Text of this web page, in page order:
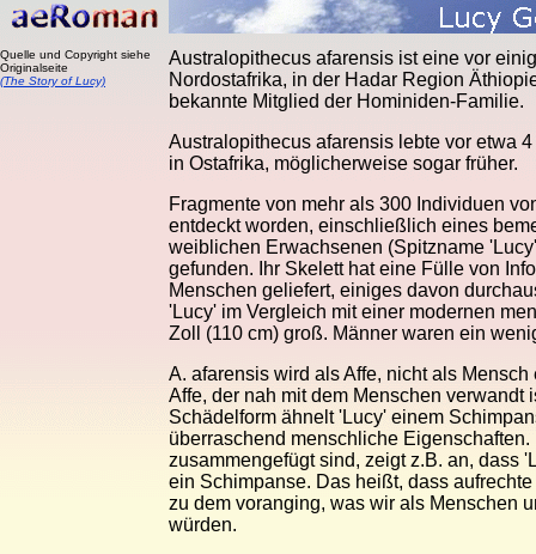
Quelle und Copyright siehe
Originalseite
(The Story of Lucy)
Australopithecus afarensis ist eine vor
Nordostafrika, in der Hadar Region
bekannte Mitglied der Hominiden-Familie.
Australopithecus afarensis lebte vor etwa
in Ostafrika, möglicherweise sogar früher.
Fragmente von mehr als 300 Individuen
entdeckt worden, einschließlich eines
weiblichen Erwachsenen (Spitzname
gefunden. Ihr Skelett hat eine Fülle von
Menschen geliefert, einiges davon
'Lucy' im Vergleich mit einer modernen
Zoll (110 cm) groß. Männer waren ein
A. afarensis wird als Affe, nicht als
Affe, der nah mit dem Menschen
Schädelform ähnelt 'Lucy' einem
überraschend menschliche
zusammengefügt sind, zeigt z.B. an, dass
ein Schimpanse. Das heißt, dass
zu dem voranging, was wir als Menschen
würden.